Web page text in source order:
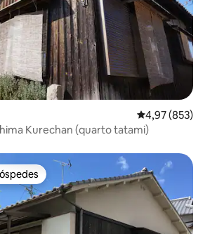
4,97 de uma
4,97 (853)
Kurechan (quarto tatami)
preferidos dos hóspedes